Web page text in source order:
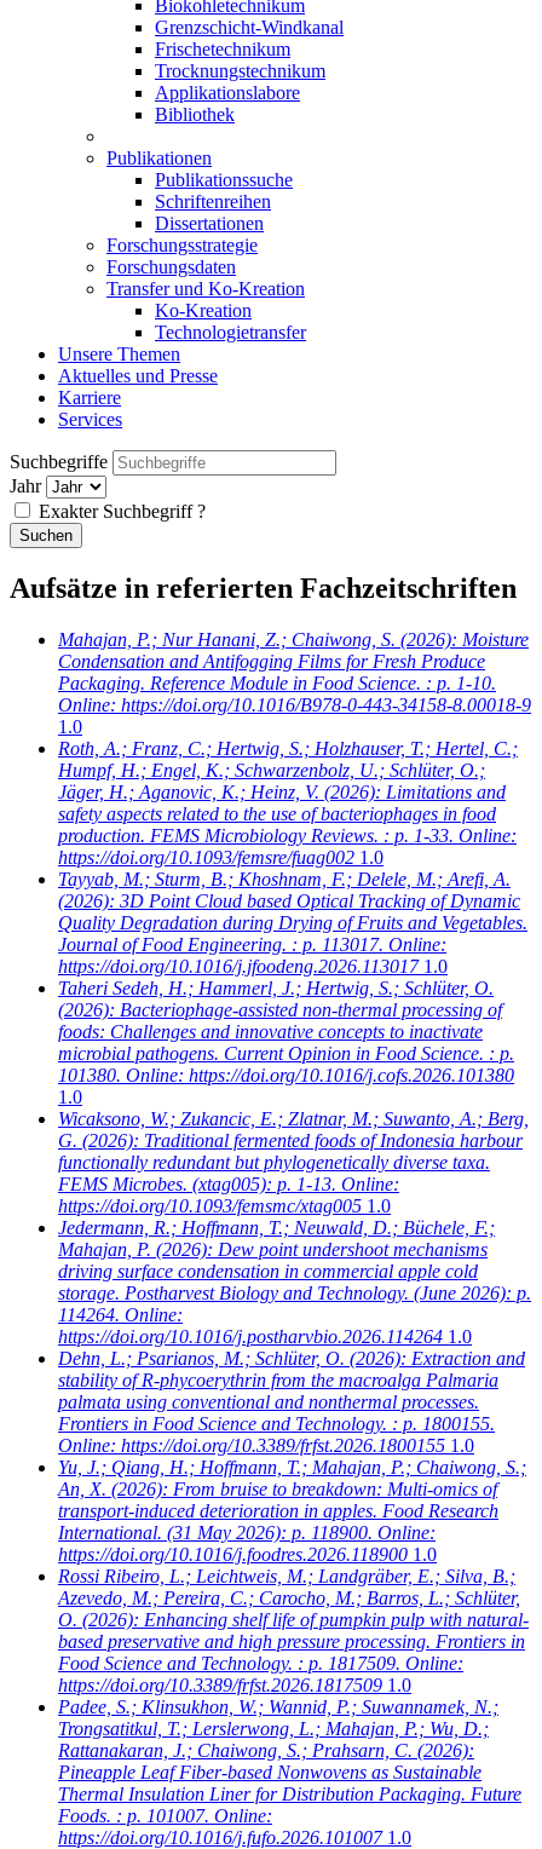
Biokohletechnikum
Grenzschicht-Windkanal
Frischetechnikum
Trocknungstechnikum
Applikationslabore
Bibliothek
Publikationen
Publikationssuche
Schriftenreihen
Dissertationen
Forschungsstrategie
Forschungsdaten
Transfer und Ko-Kreation
Ko-Kreation
Technologietransfer
Unsere Themen
Aktuelles und Presse
Karriere
Services
Suchbegriffe
Jahr
Exakter Suchbegriff ?
Aufsätze in referierten Fachzeitschriften
Mahajan, P.; Nur Hanani, Z.; Chaiwong, S. (2026): Moisture
Condensation and Antifogging Films for Fresh Produce
Packaging. Reference Module in Food Science. : p. 1-10.
Online: https://doi.org/10.1016/B978-0-443-34158-8.00018-9
1.0
Roth, A.; Franz, C.; Hertwig, S.; Holzhauser, T.; Hertel, C.;
Humpf, H.; Engel, K.; Schwarzenbolz, U.; Schlüter, O.;
Jäger, H.; Aganovic, K.; Heinz, V. (2026): Limitations and
safety aspects related to the use of bacteriophages in food
production. FEMS Microbiology Reviews. : p. 1-33. Online:
https://doi.org/10.1093/femsre/fuag002 1.0
Tayyab, M.; Sturm, B.; Khoshnam, F.; Delele, M.; Arefi, A.
(2026): 3D Point Cloud based Optical Tracking of Dynamic
Quality Degradation during Drying of Fruits and Vegetables.
Journal of Food Engineering. : p. 113017. Online:
https://doi.org/10.1016/j.jfoodeng.2026.113017 1.0
Taheri Sedeh, H.; Hammerl, J.; Hertwig, S.; Schlüter, O.
(2026): Bacteriophage-assisted non-thermal processing of
foods: Challenges and innovative concepts to inactivate
microbial pathogens. Current Opinion in Food Science. : p.
101380. Online: https://doi.org/10.1016/j.cofs.2026.101380
1.0
Wicaksono, W.; Zukancic, E.; Zlatnar, M.; Suwanto, A.; Berg,
G. (2026): Traditional fermented foods of Indonesia harbour
functionally redundant but phylogenetically diverse taxa.
FEMS Microbes. (xtag005): p. 1-13. Online:
https://doi.org/10.1093/femsmc/xtag005 1.0
Jedermann, R.; Hoffmann, T.; Neuwald, D.; Büchele, F.;
Mahajan, P. (2026): Dew point undershoot mechanisms
driving surface condensation in commercial apple cold
storage. Postharvest Biology and Technology. (June 2026): p.
114264. Online:
https://doi.org/10.1016/j.postharvbio.2026.114264 1.0
Dehn, L.; Psarianos, M.; Schlüter, O. (2026): Extraction and
stability of R-phycoerythrin from the macroalga Palmaria
palmata using conventional and nonthermal processes.
Frontiers in Food Science and Technology. : p. 1800155.
Online: https://doi.org/10.3389/frfst.2026.1800155 1.0
Yu, J.; Qiang, H.; Hoffmann, T.; Mahajan, P.; Chaiwong, S.;
An, X. (2026): From bruise to breakdown: Multi-omics of
transport-induced deterioration in apples. Food Research
International. (31 May 2026): p. 118900. Online:
https://doi.org/10.1016/j.foodres.2026.118900 1.0
Rossi Ribeiro, L.; Leichtweis, M.; Landgräber, E.; Silva, B.;
Azevedo, M.; Pereira, C.; Carocho, M.; Barros, L.; Schlüter,
O. (2026): Enhancing shelf life of pumpkin pulp with natural-
based preservative and high pressure processing. Frontiers in
Food Science and Technology. : p. 1817509. Online:
https://doi.org/10.3389/frfst.2026.1817509 1.0
Padee, S.; Klinsukhon, W.; Wannid, P.; Suwannamek, N.;
Trongsatitkul, T.; Lerslerwong, L.; Mahajan, P.; Wu, D.;
Rattanakaran, J.; Chaiwong, S.; Prahsarn, C. (2026):
Pineapple Leaf Fiber-based Nonwovens as Sustainable
Thermal Insulation Liner for Distribution Packaging. Future
Foods. : p. 101007. Online:
https://doi.org/10.1016/j.fufo.2026.101007 1.0